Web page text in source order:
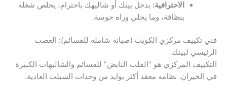
الاحترافية: يدخل بيتك أو شاليهك باحترام، يخلص شغله
بنظافة، وما يخلي وراه حوسة.
فني تكييف مركزي الكويت (صيانة شاملة للقسائم): العصب
الرئيسي لبيتك
التكييف المركزي هو “القلب النابض” للقسائم والشاليهات الكبيرة
في الخيران. نظامه معقد أكثر بوايد من وحدات السبلت العادية.